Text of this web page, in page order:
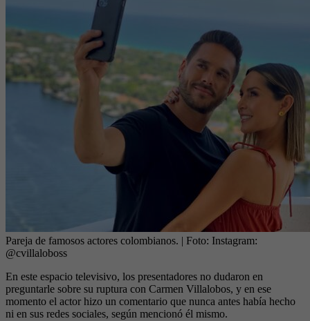
Pareja de famosos actores colombianos. | Foto: Instagram:
@cvillaloboss
En este espacio televisivo, los presentadores no dudaron en
preguntarle sobre su ruptura con Carmen Villalobos, y en ese
momento el actor hizo un comentario que nunca antes había hecho
ni en sus redes sociales, según mencionó él mismo.